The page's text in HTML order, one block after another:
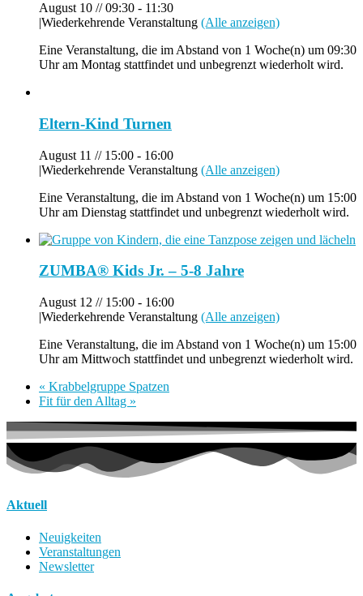
August 10 // 09:30 - 11:30
|Wiederkehrende Veranstaltung (Alle anzeigen)
Eine Veranstaltung, die im Abstand von 1 Woche(n) um 09:30
Uhr am Montag stattfindet und unbegrenzt wiederholt wird.
Eltern-Kind Turnen
August 11 // 15:00 - 16:00
|Wiederkehrende Veranstaltung (Alle anzeigen)
Eine Veranstaltung, die im Abstand von 1 Woche(n) um 15:00
Uhr am Dienstag stattfindet und unbegrenzt wiederholt wird.
ZUMBA® Kids Jr. – 5-8 Jahre
August 12 // 15:00 - 16:00
|Wiederkehrende Veranstaltung (Alle anzeigen)
Eine Veranstaltung, die im Abstand von 1 Woche(n) um 15:00
Uhr am Mittwoch stattfindet und unbegrenzt wiederholt wird.
« Krabbelgruppe Spatzen
Fit für den Alltag »
Aktuell
Neuigkeiten
Veranstaltungen
Newsletter